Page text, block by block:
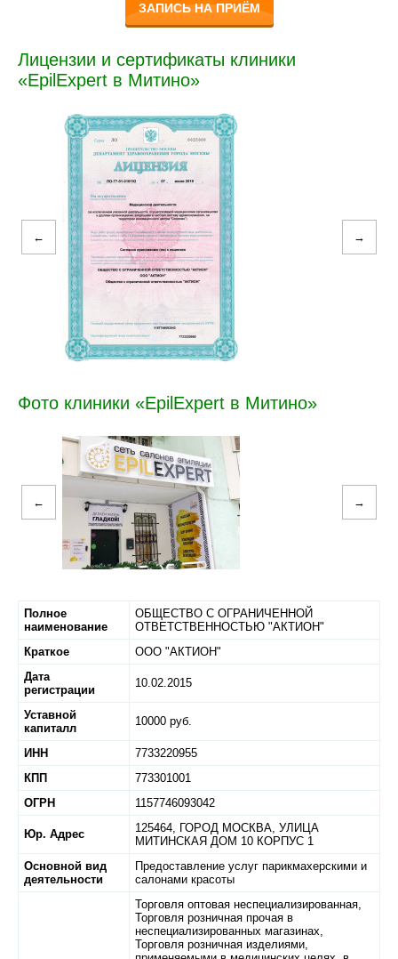
ЗАПИСЬ НА ПРИЁМ
Лицензии и сертификаты клиники
«EpilExpert в Митино»
← →
Фото клиники «EpilExpert в Митино»
← →
Полное
наименование
ОБЩЕСТВО С ОГРАНИЧЕННОЙ
ОТВЕТСТВЕННОСТЬЮ "АКТИОН"
Краткое
ООО "АКТИОН"
Дата
регистрации
10.02.2015
Уставной
капиталл
10000 руб.
ИНН
7733220955
КПП
773301001
ОГРН
1157746093042
Юр. Адрес 125464, ГОРОД МОСКВА, УЛИЦА
МИТИНСКАЯ ДОМ 10 КОРПУС 1
Основной вид
деятельности
Предоставление услуг парикмахерскими и
салонами красоты
Торговля оптовая неспециализированная,
Торговля розничная прочая в
неспециализированных магазинах,
Торговля розничная изделиями,